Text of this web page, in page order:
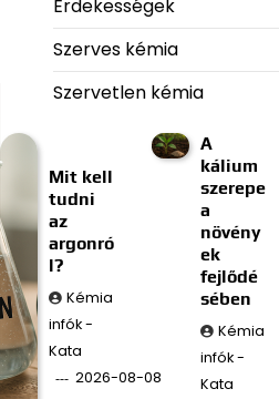
Érdekességek
Szerves kémia
Szervetlen kémia
Mit kell
tudni
az
argonró
l?
Kémia
infók -
Kata
2026-08-08
A
kálium
szerepe
a
növény
ek
fejlődé
sében
Kémia
infók -
Kata